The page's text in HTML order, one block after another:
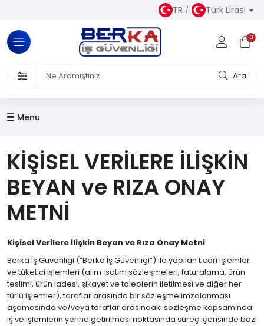
TR Türk Lirası
0
Ara
Kıyafetler
Ürünleri
Koruyucu Donanımlar
Ürünler
Menü
KİŞİSEL VERİLERE İLİŞKİN
BEYAN ve RIZA ONAY
METNİ
Kişisel Verilere İlişkin Beyan ve Rıza Onay Metni
Berka İş Güvenliği (“Berka İş Güvenliği”) ile yapılan ticari işlemler
ve tüketici işlemleri (alım-satım sözleşmeleri, faturalama, ürün
teslimi, ürün iadesi, şikayet ve taleplerin iletilmesi ve diğer her
türlü işlemler), taraflar arasında bir sözleşme imzalanması
aşamasında ve/veya taraflar arasındaki sözleşme kapsamında
iş ve işlemlerin yerine getirilmesi noktasında süreç içerisinde bazı